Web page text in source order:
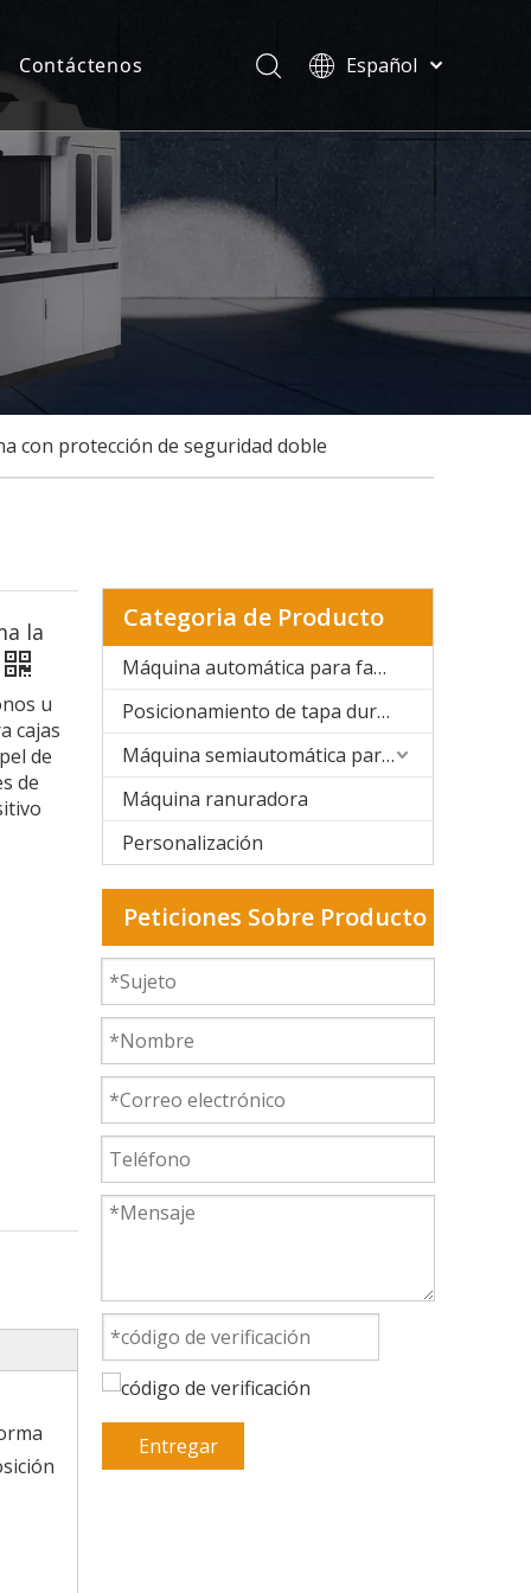
Contáctenos
Español
ไทย
Français
con protección de seguridad doble
la
u
cajas
de
de
Categoria de Producto
Máquina automática para fabricar cajas rígidas
Posicionamiento de tapa dura y caja rígida
Máquina semiautomática para fabricar cajas rígidas
Máquina ranuradora
Personalización
Peticiones Sobre Producto
Entregar